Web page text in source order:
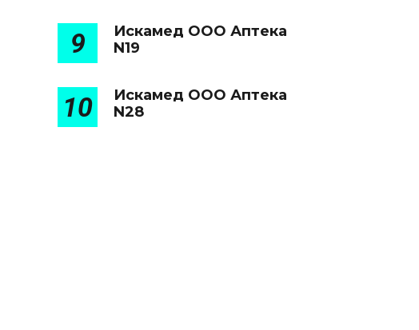
9
Искамед ООО Аптека
N19
10
Искамед ООО Аптека
N28